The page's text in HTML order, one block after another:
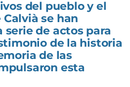
del pueblo y el
se han
serie de actos para
de la historia
de las
esta